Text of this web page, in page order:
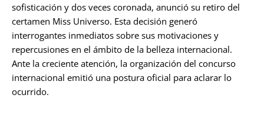
sofisticación y dos veces coronada, anunció su retiro del
certamen Miss Universo. Esta decisión generó
interrogantes inmediatos sobre sus motivaciones y
repercusiones en el ámbito de la belleza internacional.
Ante la creciente atención, la organización del concurso
internacional emitió una postura oficial para aclarar lo
ocurrido.